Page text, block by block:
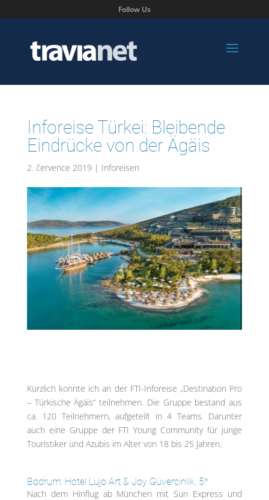
Follow Us
Inforeise Türkei: Bleibende
Eindrücke von der Ägäis
2. července 2019 | Inforeisen
Kürzlich konnte ich an der FTI-Inforeise „Destination Pro
– Türkische Ägäis“ teilnehmen. Die Gruppe bestand aus
ca. 120 Teilnehmern, aufgeteilt in 4 Teams. Darunter
auch eine Gruppe der FTI Young Community für junge
Touristiker und Azubis im Alter von 18 bis 25 Jahren.
Bodrum: Hotel Lujo Art & Joy Güvercinlik, 5*
Nach dem Hinflug ab München mit Sun Express und